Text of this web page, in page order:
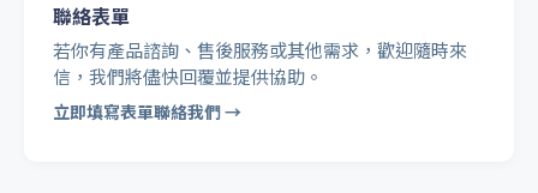
聯絡表單
若你有產品諮詢、售後服務或其他需求，歡迎隨時來
信，我們將儘快回覆並提供協助。
立即填寫表單聯絡我們 →